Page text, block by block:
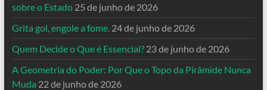
sobre o Estado 25 de junho de 2026
Grita gol, engole a fome. 24 de junho de 2026
Quem Decide o Que é Essencial? 23 de junho de 2026
A Geometria do Poder: Por Que o Topo da Pirâmide Nunca
Muda 22 de junho de 2026